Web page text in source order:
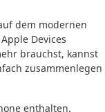
dem modernen
Devices
brauchst, kannst
zusammenlegen
enthalten.